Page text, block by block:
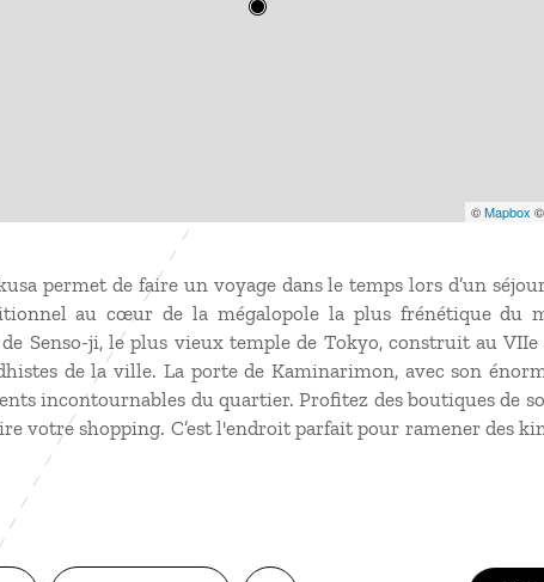
©Mapbox ©
permet de faire un voyage dans le temps lors d’un
au cœur de la mégalopole la plus frénétique du
Senso-ji, le plus vieux temple de Tokyo, construit au VIIe
de la ville. La porte de Kaminarimon, avec son
incontournables du quartier. Profitez des boutiques de
votre shopping. C’est l'endroit parfait pour ramener des